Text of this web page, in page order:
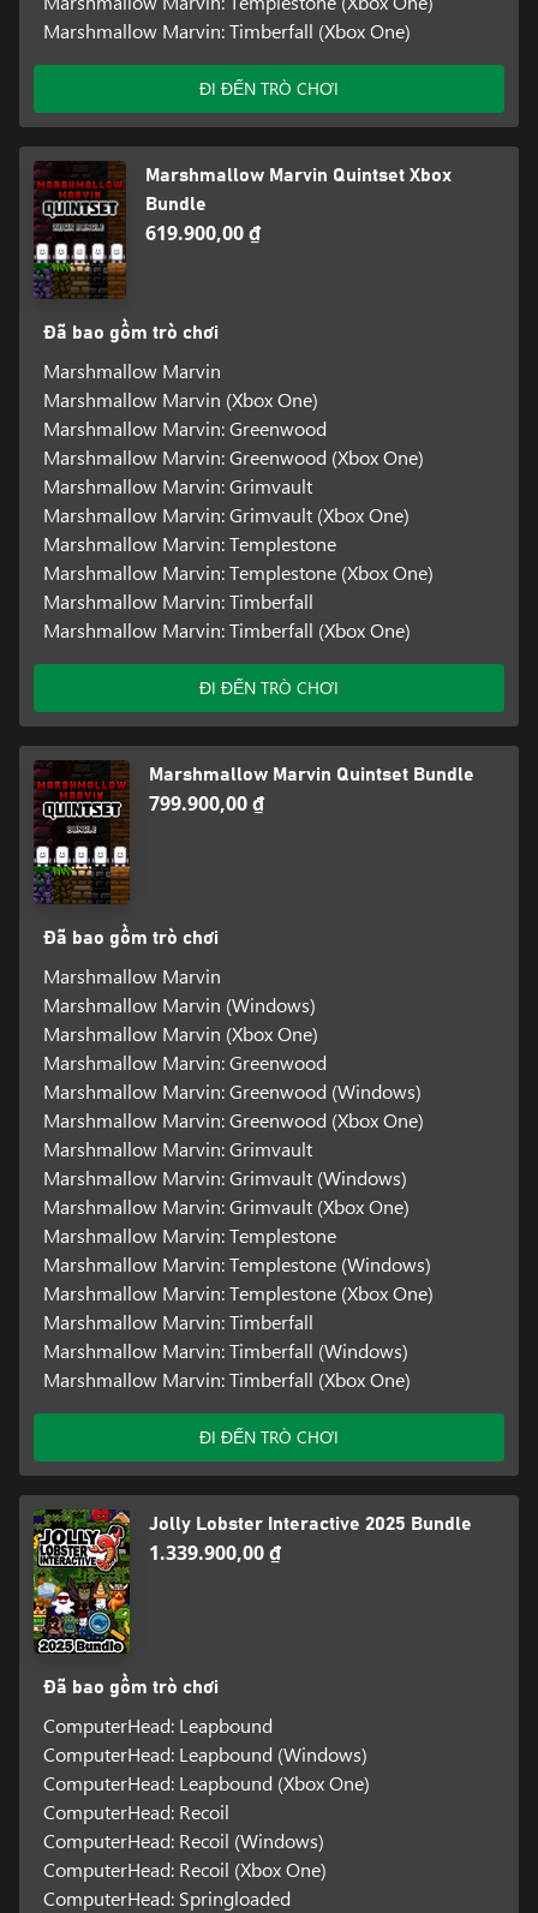
Marshmallow Marvin: Timberfall (Xbox One)
ĐI ĐẾN TRÒ CHƠI
Marshmallow Marvin Quintset Xbox
Bundle
619.900,00 ₫
Đã bao gồm trò chơi
Marshmallow Marvin
Marshmallow Marvin (Xbox One)
Marshmallow Marvin: Greenwood
Marshmallow Marvin: Greenwood (Xbox One)
Marshmallow Marvin: Grimvault
Marshmallow Marvin: Grimvault (Xbox One)
Marshmallow Marvin: Templestone
Marshmallow Marvin: Templestone (Xbox One)
Marshmallow Marvin: Timberfall
Marshmallow Marvin: Timberfall (Xbox One)
ĐI ĐẾN TRÒ CHƠI
Marshmallow Marvin Quintset Bundle
799.900,00 ₫
Đã bao gồm trò chơi
Marshmallow Marvin
Marshmallow Marvin (Windows)
Marshmallow Marvin (Xbox One)
Marshmallow Marvin: Greenwood
Marshmallow Marvin: Greenwood (Windows)
Marshmallow Marvin: Greenwood (Xbox One)
Marshmallow Marvin: Grimvault
Marshmallow Marvin: Grimvault (Windows)
Marshmallow Marvin: Grimvault (Xbox One)
Marshmallow Marvin: Templestone
Marshmallow Marvin: Templestone (Windows)
Marshmallow Marvin: Templestone (Xbox One)
Marshmallow Marvin: Timberfall
Marshmallow Marvin: Timberfall (Windows)
Marshmallow Marvin: Timberfall (Xbox One)
ĐI ĐẾN TRÒ CHƠI
Jolly Lobster Interactive 2025 Bundle
1.339.900,00 ₫
Đã bao gồm trò chơi
ComputerHead: Leapbound
ComputerHead: Leapbound (Windows)
ComputerHead: Leapbound (Xbox One)
ComputerHead: Recoil
ComputerHead: Recoil (Windows)
ComputerHead: Recoil (Xbox One)
ComputerHead: Springloaded